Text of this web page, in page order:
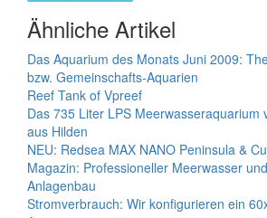
Ähnliche Artikel
Das Aquarium des Monats Juni 2009:
bzw. Gemeinschafts-Aquarien
Reef Tank of Vpreef
Das 735 Liter LPS Meerwasseraquarium
aus Hilden
NEU: Redsea MAX NANO Peninsula &
Magazin: Professioneller Meerwasser
Anlagenbau
Stromverbrauch: Wir konfigurieren ein